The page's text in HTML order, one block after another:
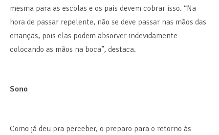
mesma para as escolas e os pais devem cobrar isso. “Na
hora de passar repelente, não se deve passar nas mãos das
crianças, pois elas podem absorver indevidamente
colocando as mãos na boca”, destaca.
Sono
Como já deu pra perceber, o preparo para o retorno às